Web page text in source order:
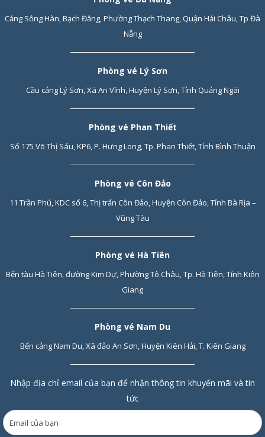
Cảng Sông Hàn, Bạch Đằng, Phường Thạch Thang, Quận Hải Châu, Tp Đà
Nẵng
Phòng vé Lý Sơn
Cầu cảng Lý Sơn, Xã An Vĩnh, Huyện Lý Sơn, Tỉnh Quảng Ngãi
Phòng vé Phan Thiết
Số 175 Võ Thị Sáu, KP6, P. Hưng Long, Tp. Phan Thiết, Tỉnh Bình Thuận
Phòng vé Côn Đảo
11 Trần Phú, KDC số 6, Thị trấn Côn Đảo, Huyện Côn Đảo, Tỉnh Bà Rịa –
Vũng Tàu
Phòng vé Hà Tiên
Bến tàu Hà Tiên, đường Kim Dự, Phường Tô Châu, Tp. Hà Tiên, Tỉnh Kiên
Giang
Phòng vé Nam Du
Bến cảng Nam Du, Xã đảo An Sơn, Huyện Kiên Hải, T. Kiên Giang
Nhập địa chỉ email của bạn để nhận thông tin khuyến mãi và tin
tức